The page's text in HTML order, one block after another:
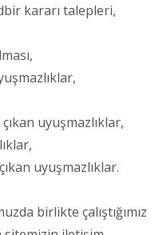
kararı talepleri,
uyuşmazlıklar,
uyuşmazlıklar.
birlikte çalıştığımız